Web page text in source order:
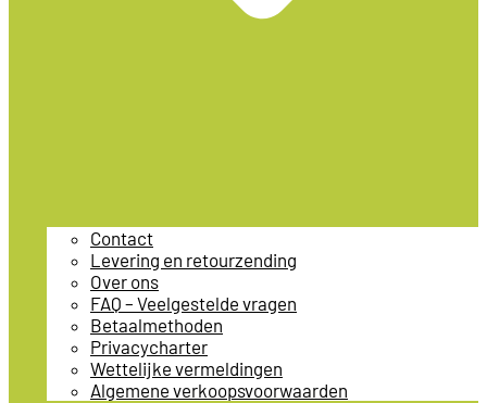
Contact
Levering en retourzending
Over ons
FAQ – Veelgestelde vragen
Betaalmethoden
Privacycharter
Wettelijke vermeldingen
Algemene verkoopsvoorwaarden